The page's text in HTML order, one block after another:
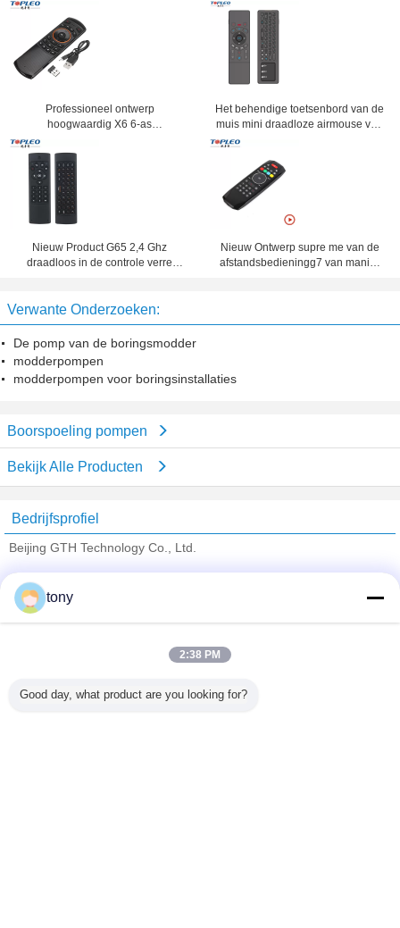
Professioneel ontwerp
hoogwaardig X6 6-as
Draadloos Fly Air Muistoetsenbord
Het behendige toetsenbord van de
muis mini draadloze airmouse van
de ontwerpt6 2.4G Vlieg met
Nieuw Product G65 2,4 Ghz
draadloos in de controle verre
Nieuw Ontwerp supre me van de
afstandsbedieningg7 van manier
MAC, Linux OS
Verwante Onderzoeken:
De pomp van de boringsmodder
modderpompen
modderpompen voor boringsinstallaties
Boorspoeling pompen
Bekijk Alle Producten
Bedrijfsprofiel
Beijing GTH Technology Co., Ltd.
Trust Seal
Alle producten
tony
2:38 PM
Good day, what product are you looking for?